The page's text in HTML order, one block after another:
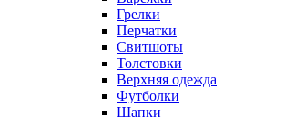
Грелки
Перчатки
Свитшоты
Толстовки
Верхняя одежда
Футболки
Шапки